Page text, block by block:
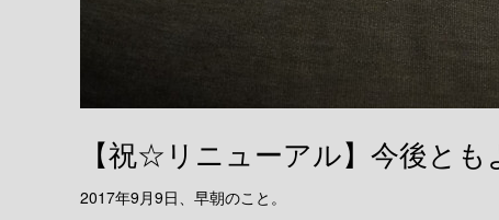
【祝☆リニューアル】今後と
2017年9月9日、早朝のこと。